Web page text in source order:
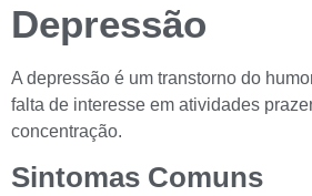
Depressão
A depressão é um transtorno do
falta de interesse em atividades
concentração.
Sintomas Comuns